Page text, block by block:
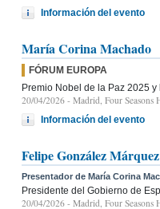
Información del evento
María Corina Machado
FÓRUM EUROPA
Premio Nobel de la Paz 2025
20/04/2026 - Madrid, Four Seasons
Información del evento
Felipe González Márquez
Presentador de María Corina
Presidente del Gobierno de
20/04/2026 - Madrid, Four Seasons